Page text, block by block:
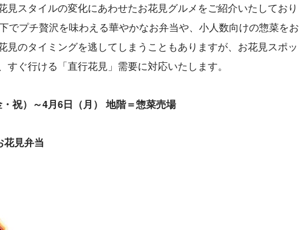
見スタイルの変化にあわせたお花見グルメをご紹介いたしており
でプチ贅沢を味わえる華やかなお弁当や、小人数向けの惣菜をお
見のタイミングを逃してしまうこともありますが、お花見スポッ
すぐ行ける「直行花見」需要に対応いたします。
祝）～4月6日（月） 地階＝惣菜売場
花見弁当